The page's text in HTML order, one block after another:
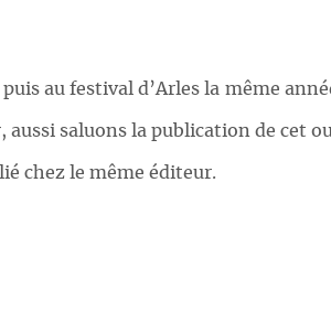
au festival d’Arles la même
aussi saluons la publication de cet
chez le même éditeur.